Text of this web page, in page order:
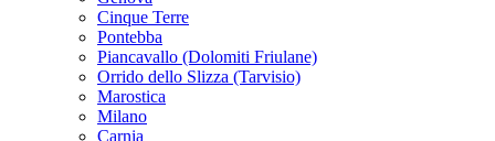
Cinque Terre
Pontebba
Piancavallo (Dolomiti Friulane)
Orrido dello Slizza (Tarvisio)
Marostica
Milano
Carnia